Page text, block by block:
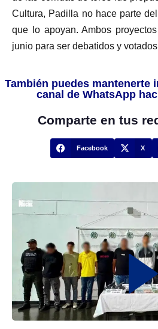
Cultura, Padilla no hace parte
que lo apoyan. Ambos
junio para ser debatidos y
También puedes mantenerte
canal de WhatsApp
Comparte en tus
Facebook X